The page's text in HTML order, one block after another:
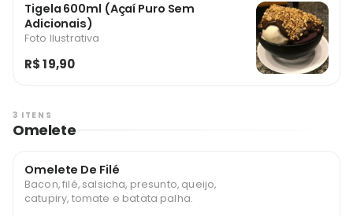
Tigela 600ml (Açaí Puro Sem
Adicionais)
Foto Ilustrativa
R$ 19,90
3 ITENS
Omelete
Omelete De Filé
Bacon, filé, salsicha, presunto, queijo,
catupiry, tomate e batata palha.